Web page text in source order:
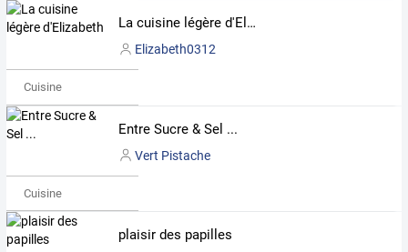
La cuisine légère d'Elizabeth
Elizabeth0312
Cuisine
Entre Sucre & Sel ...
Vert Pistache
Cuisine
plaisir des papilles